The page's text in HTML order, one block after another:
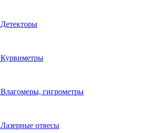
Детекторы
Курвиметры
Влагомеры, гигрометры
Лазерные отвесы